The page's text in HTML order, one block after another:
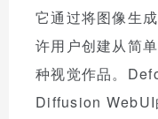
它通过将图像生
许用户创建从简
种视觉作品。
Diffusion WebUI